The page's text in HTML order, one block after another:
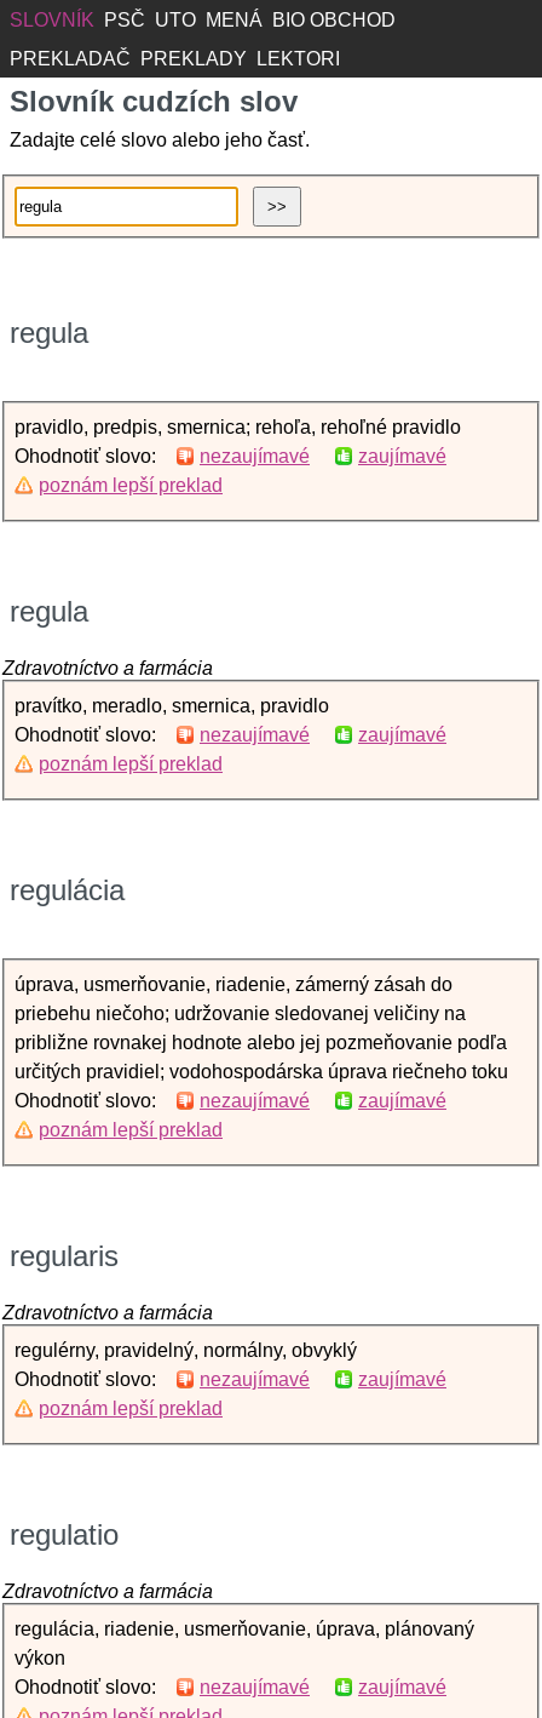
SLOVNÍK PSČ UTO MENÁ
BIO OBCHOD
PREKLADAČ
PREKLADY LEKTORI
Slovník cudzích slov
Zadajte celé slovo alebo jeho časť.
regula
pravidlo, predpis, smernica; rehoľa, rehoľné pravidlo
Ohodnotiť slovo:
nezaujímavé
zaujímavé
poznám lepší preklad
regula
Zdravotníctvo a farmácia
pravítko, meradlo, smernica, pravidlo
Ohodnotiť slovo:
nezaujímavé
zaujímavé
poznám lepší preklad
regulácia
úprava, usmerňovanie, riadenie, zámerný zásah do
priebehu niečoho; udržovanie sledovanej veličiny na
približne rovnakej hodnote alebo jej pozmeňovanie podľa
určitých pravidiel; vodohospodárska úprava riečneho toku
Ohodnotiť slovo:
nezaujímavé
zaujímavé
poznám lepší preklad
regularis
Zdravotníctvo a farmácia
regulérny, pravidelný, normálny, obvyklý
Ohodnotiť slovo:
nezaujímavé
zaujímavé
poznám lepší preklad
regulatio
Zdravotníctvo a farmácia
regulácia, riadenie, usmerňovanie, úprava, plánovaný
výkon
Ohodnotiť slovo:
nezaujímavé
zaujímavé